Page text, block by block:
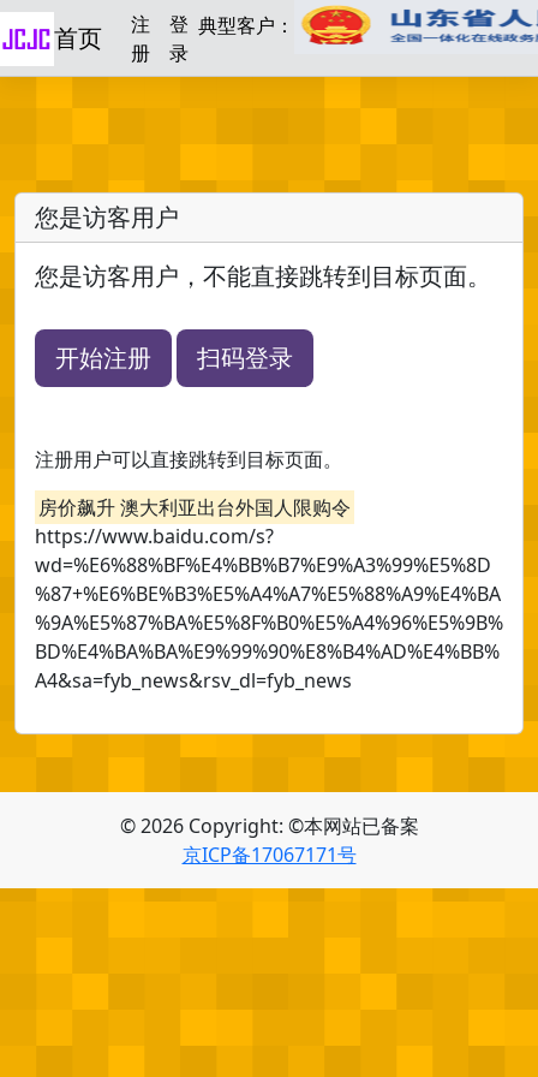
首页
注
册
登
录
典型客户：
您是访客用户
您是访客用户，不能直接跳转到目标页面。
开始注册 扫码登录
注册用户可以直接跳转到目标页面。
房价飙升 澳大利亚出台外国人限购令
https://www.baidu.com/s?
wd=%E6%88%BF%E4%BB%B7%E9%A3%99%E5%8D
%87+%E6%BE%B3%E5%A4%A7%E5%88%A9%E4%BA
%9A%E5%87%BA%E5%8F%B0%E5%A4%96%E5%9B%
BD%E4%BA%BA%E9%99%90%E8%B4%AD%E4%BB%
A4&sa=fyb_news&rsv_dl=fyb_news
© 2026 Copyright: ©本网站已备案
京ICP备17067171号